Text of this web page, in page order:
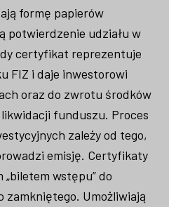
formę papierów
potwierdzenie udziału w
certyfikat reprezentuje
FIZ i daje inwestorowi
oraz do zwrotu środków
funduszu. Proces
zależy od tego,
emisję. Certyfikaty
wstępu” do
Umożliwiają